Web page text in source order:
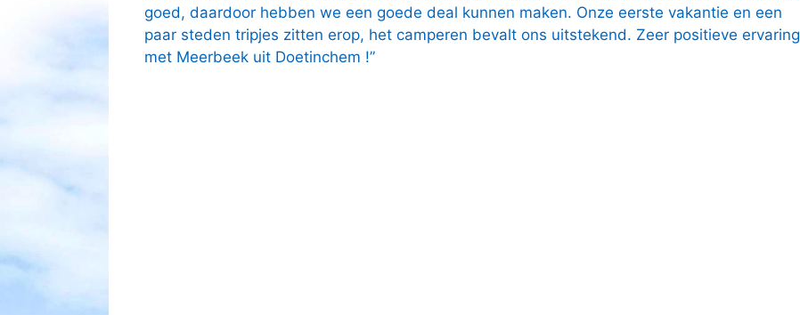
goed, daardoor hebben we een goede deal kunnen maken. Onze eerste vakantie en een
paar steden tripjes zitten erop, het camperen bevalt ons uitstekend. Zeer positieve ervaring
met Meerbeek uit Doetinchem !”